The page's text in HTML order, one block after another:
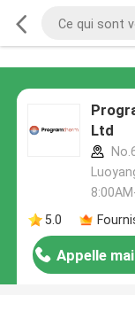
Ltd
5.0
Appelle